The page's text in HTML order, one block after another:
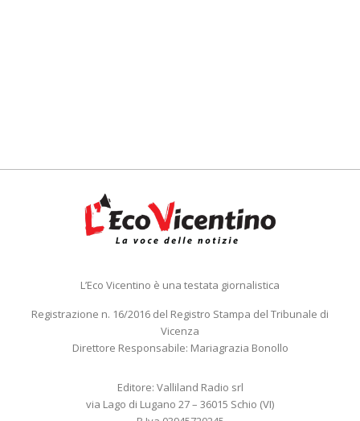
L’Eco Vicentino è una testata giornalistica
Registrazione n. 16/2016 del Registro Stampa del Tribunale di
Vicenza
Direttore Responsabile: Mariagrazia Bonollo
Editore: Valliland Radio srl
via Lago di Lugano 27 – 36015 Schio (VI)